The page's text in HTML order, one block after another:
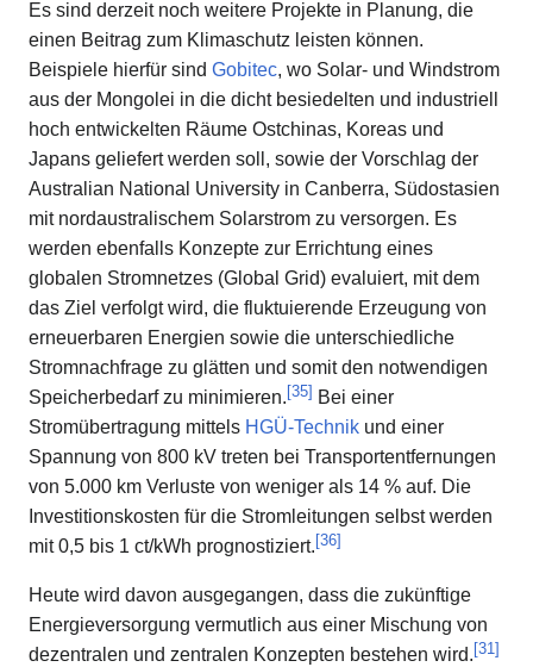
Es sind derzeit noch weitere Projekte in Planung, die
einen Beitrag zum Klimaschutz leisten können.
Beispiele hierfür sind Gobitec, wo Solar- und Windstrom
aus der Mongolei in die dicht besiedelten und industriell
hoch entwickelten Räume Ostchinas, Koreas und
Japans geliefert werden soll, sowie der Vorschlag der
Australian National University in Canberra, Südostasien
mit nordaustralischem Solarstrom zu versorgen. Es
werden ebenfalls Konzepte zur Errichtung eines
globalen Stromnetzes (Global Grid) evaluiert, mit dem
das Ziel verfolgt wird, die fluktuierende Erzeugung von
erneuerbaren Energien sowie die unterschiedliche
Stromnachfrage zu glätten und somit den notwendigen
Speicherbedarf zu minimieren.[35] Bei einer
Stromübertragung mittels HGÜ-Technik und einer
Spannung von 800 kV treten bei Transportentfernungen
von 5.000 km Verluste von weniger als 14 % auf. Die
Investitionskosten für die Stromleitungen selbst werden
mit 0,5 bis 1 ct/kWh prognostiziert.[36]
Heute wird davon ausgegangen, dass die zukünftige
Energieversorgung vermutlich aus einer Mischung von
dezentralen und zentralen Konzepten bestehen wird.[31]